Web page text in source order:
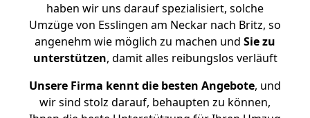
haben wir uns darauf spezialisiert, solche
Umzüge von Esslingen am Neckar nach Britz, so
angenehm wie möglich zu machen und Sie zu
unterstützen, damit alles reibungslos verläuft
Unsere Firma kennt die besten Angebote, und
wir sind stolz darauf, behaupten zu können,